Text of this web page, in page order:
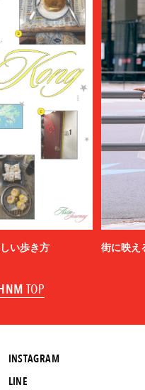
い歩き方 街に映え
TOP
INSTAGRAM
LINE